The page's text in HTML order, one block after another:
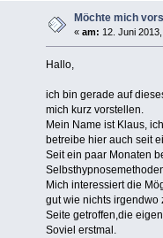
Möchte mich
« am: 12. Juni
Hallo,
ich bin gerade auf
mich kurz vorstellen.
Mein Name ist Klaus,
betreibe hier auch seit
Seit ein paar Monaten
Mich interessiert die
gut wie nichts irgendwo
Seite getroffen,die
Soviel erstmal.